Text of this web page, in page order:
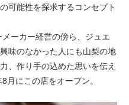
可能性を探求するコンセプト
ーカー経営の傍ら、ジュエ
味のなかった人にも山梨の地
、作り手の込めた思いを伝え
月にこの店をオープン。